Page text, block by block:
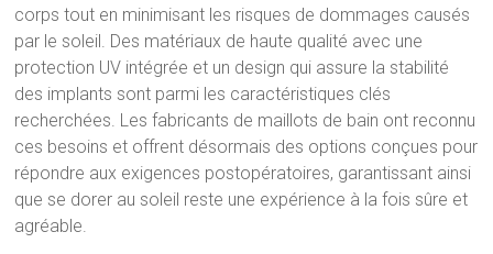
corps tout en minimisant les risques de dommages causés
par le soleil. Des matériaux de haute qualité avec une
protection UV intégrée et un design qui assure la stabilité
des implants sont parmi les caractéristiques clés
recherchées. Les fabricants de maillots de bain ont reconnu
ces besoins et offrent désormais des options conçues pour
répondre aux exigences postopératoires, garantissant ainsi
que se dorer au soleil reste une expérience à la fois sûre et
agréable.